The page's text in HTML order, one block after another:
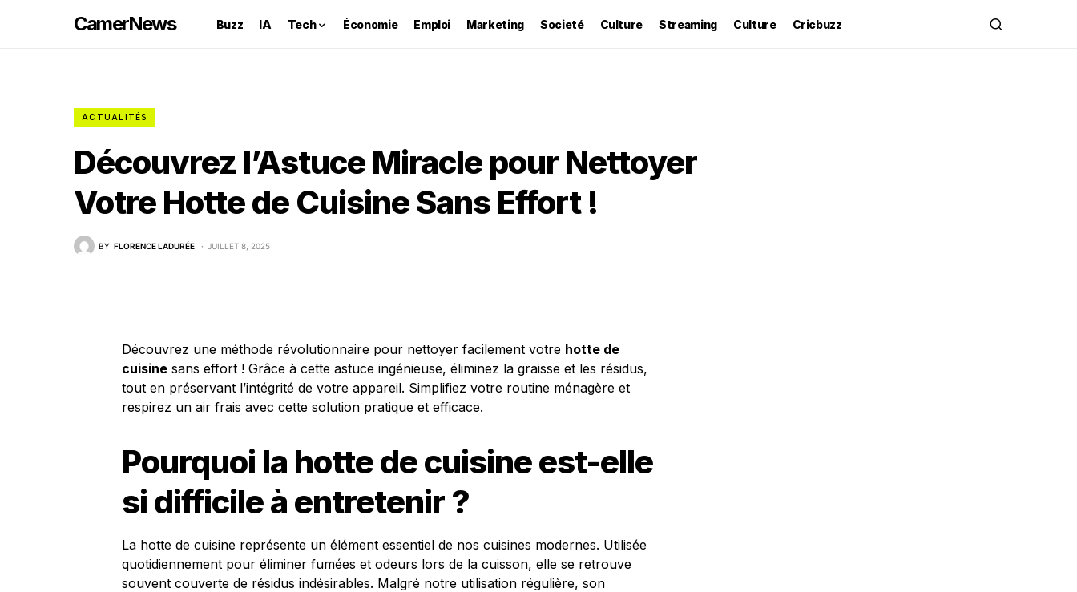
CamerNews Buzz IA Tech Économie Emploi Marketing Societé Culture Streaming Culture Cricbuzz
ACTUALITÉS
Découvrez l’Astuce Miracle pour Nettoyer
Votre Hotte de Cuisine Sans Effort !
BY FLORENCE LADURÉE JUILLET 8, 2025
Découvrez une méthode révolutionnaire pour nettoyer facilement votre hotte de
cuisine sans effort ! Grâce à cette astuce ingénieuse, éliminez la graisse et les résidus,
tout en préservant l’intégrité de votre appareil. Simplifiez votre routine ménagère et
respirez un air frais avec cette solution pratique et efficace.
Pourquoi la hotte de cuisine est-elle
si difficile à entretenir ?
La hotte de cuisine représente un élément essentiel de nos cuisines modernes. Utilisée
quotidiennement pour éliminer fumées et odeurs lors de la cuisson, elle se retrouve
souvent couverte de résidus indésirables. Malgré notre utilisation régulière, son